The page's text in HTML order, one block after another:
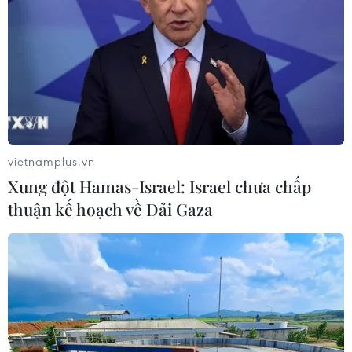
Tác phẩm 'Người hâm mộ Thành phố Hồ Chí Minh đồng hành
cùng đội tuyển U23 Việt Nam.' (Ảnh: NSNA VN)
vietnamplus.vn
Xung đột Hamas-Israel: Israel chưa chấp
thuận kế hoạch về Dải Gaza